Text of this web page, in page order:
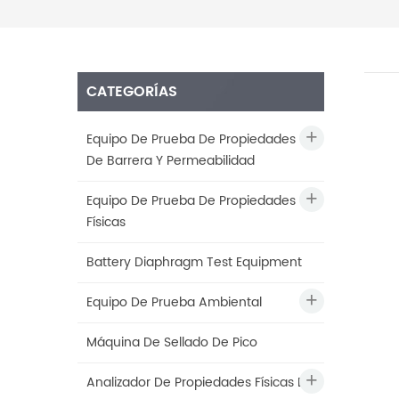
CATEGORÍAS
Equipo De Prueba De Propiedades
De Barrera Y Permeabilidad
Equipo De Prueba De Propiedades
Físicas
Battery Diaphragm Test Equipment
Equipo De Prueba Ambiental
Máquina De Sellado De Pico
Analizador De Propiedades Físicas De